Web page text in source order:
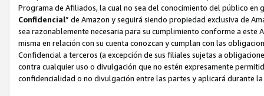
Programa de Afiliados, la cual no sea del conocimiento del público
Confidencial” de Amazon y seguirá siendo propiedad exclusiva de
sea razonablemente necesaria para su cumplimiento conforme a
misma en relación con su cuenta conozcan y cumplan con las
Confidencial a terceros (a excepción de sus filiales sujetas a
contra cualquier uso o divulgación que no estén expresamente
confidencialidad o no divulgación entre las partes y aplicará durante